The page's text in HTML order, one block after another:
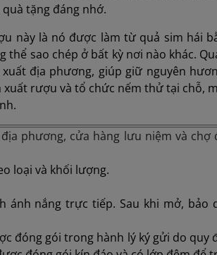
tặng đáng nhớ.
này là nó được làm từ quả sim hái
sao chép ở bất kỳ nơi nào khác.
địa phương, giúp giữ nguyên
rượu và tổ chức nếm thử tại chỗ,
phương, cửa hàng lưu niệm và chợ
loại và khối lượng.
ánh nắng trực tiếp. Sau khi mở, bảo
đóng gói trong hành lý ký gửi do quy